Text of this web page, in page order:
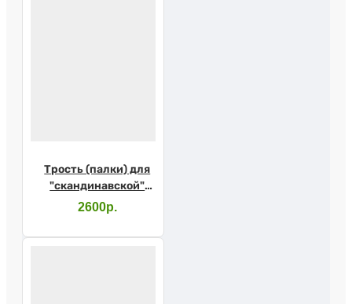
Трость (палки) для
"скандинавской"
ходьбы
2600р.